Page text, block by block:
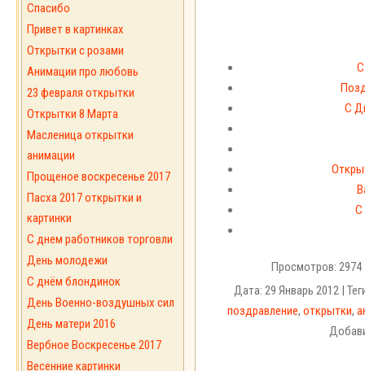
Спасибо
Привет в картинках
Открытки с розами
Анимации про любовь
23 февраля открытки
Открытки 8 Марта
Масленица открытки
анимации
Прощеное воскресенье 2017
Пасха 2017 открытки и
картинки
С днем работников торговли
День молодежи
С днём блондинок
День Военно-воздушных сил
День матери 2016
Вербное Воскресенье 2017
Весенние картинки
С
С
Просмотров:
Дата: 29 Январь 2012 |
поздравление, открытки,